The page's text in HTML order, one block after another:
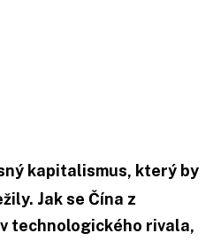
kapitalismus, který by
Jak se Čína z
technologického rivala,